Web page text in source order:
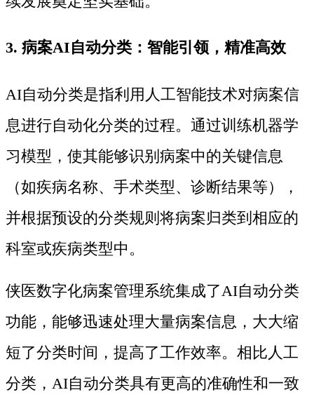
3. 病案AI自动分类：智能引领，精准高效
AI自动分类是指利用人工智能技术对病案信
息进行自动化分类的过程。通过训练机器学
习模型，使其能够识别病案中的关键信息
（如疾病名称、手术类型、诊断结果等），
并根据预设的分类规则将病案归类到相应的
科室或疾病类型中。
侠医数字化病案管理系统集成了AI自动分类
功能，能够迅速处理大量病案信息，大大缩
短了分类时间，提高了工作效率。相比人工
分类，AI自动分类具有更高的准确性和一致